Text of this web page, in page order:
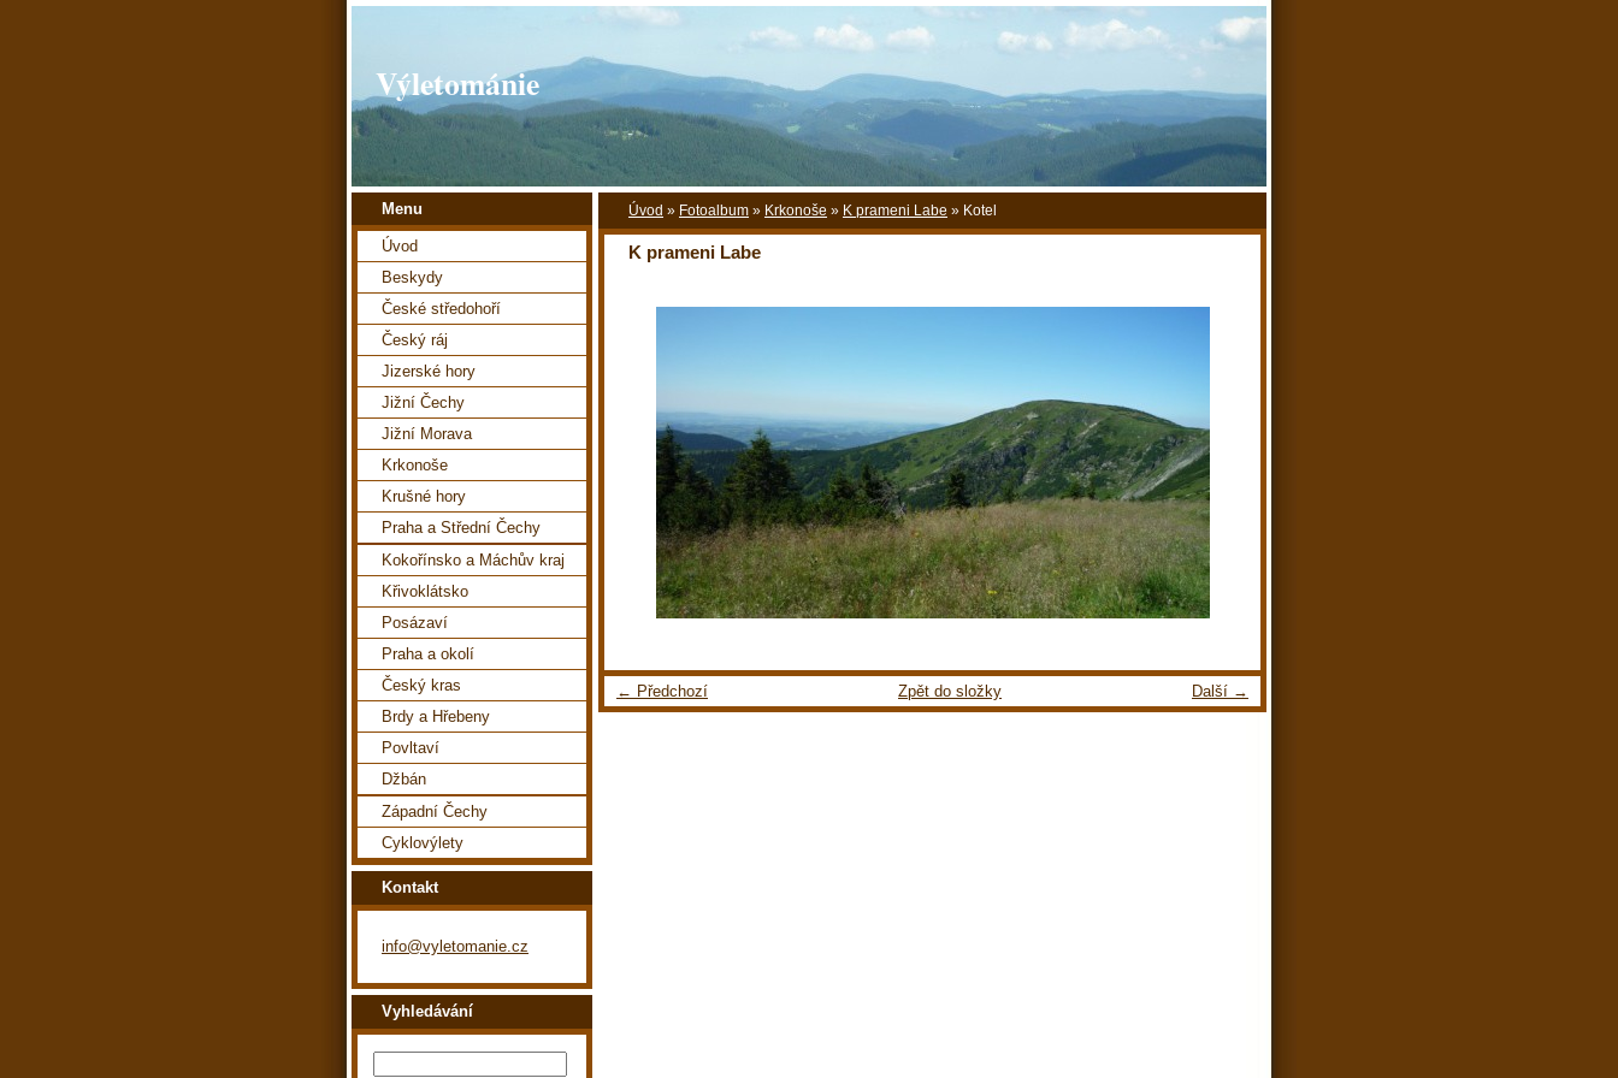
Výletománie
Úvod » Fotoalbum » Krkonoše » K prameni Labe » Kotel
K prameni Labe
← Předchozí Další →
Zpět do složky
Menu
Úvod
Beskydy
České středohoří
Český ráj
Jizerské hory
Jižní Čechy
Jižní Morava
Krkonoše
Krušné hory
Praha a Střední Čechy
Kokořínsko a Máchův kraj
Křivoklátsko
Posázaví
Praha a okolí
Český kras
Brdy a Hřebeny
Povltaví
Džbán
Západní Čechy
Cyklovýlety
Kontakt
info@vyletomanie.cz
Vyhledávání